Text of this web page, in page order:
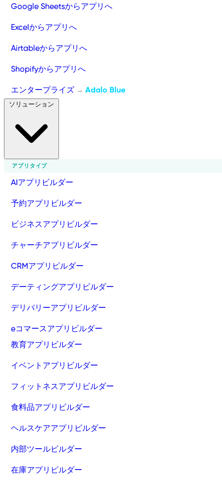
Google Sheetsからアプリへ
Excelからアプリへ
Airtableからアプリへ
Shopifyからアプリへ
エンタープライズ → Adalo Blue
アプリタイプ
AIアプリビルダー
予約アプリビルダー
ビジネスアプリビルダー
チャーチアプリビルダー
CRMアプリビルダー
デーティングアプリビルダー
デリバリーアプリビルダー
eコマースアプリビルダー
教育アプリビルダー
イベントアプリビルダー
フィットネスアプリビルダー
食料品アプリビルダー
ヘルスケアアプリビルダー
内部ツールビルダー
在庫アプリビルダー